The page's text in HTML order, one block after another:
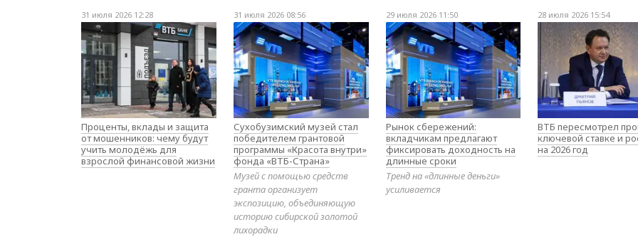
31 июля 2026 12:28
Проценты, вклады и защита
от мошенников: чему будут
учить молодёжь для
взрослой финансовой жизни
31 июля 2026 08:56
Сухобузимский музей стал
победителем грантовой
программы «Красота внутри»
фонда «ВТБ-Страна»
Музей с помощью средств
гранта организует
экспозицию, объединяющую
историю сибирской золотой
лихорадки
29 июля 2026 11:50
Рынок сбережений:
вкладчикам предлагают
фиксировать доходность на
длинные сроки
Тренд на «длинные деньги»
усиливается
28 июля 2026 15:54
ВТБ пересмотрел
ключевой ставке и
на 2026 год